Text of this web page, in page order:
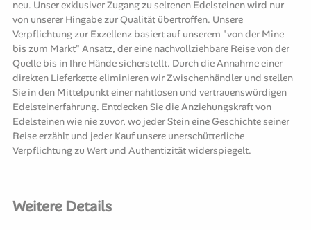
neu. Unser exklusiver Zugang zu seltenen Edelsteinen wird nur
von unserer Hingabe zur Qualität übertroffen. Unsere
Verpflichtung zur Exzellenz basiert auf unserem "von der Mine
bis zum Markt" Ansatz, der eine nachvollziehbare Reise von der
Quelle bis in Ihre Hände sicherstellt. Durch die Annahme einer
direkten Lieferkette eliminieren wir Zwischenhändler und stellen
Sie in den Mittelpunkt einer nahtlosen und vertrauenswürdigen
Edelsteinerfahrung. Entdecken Sie die Anziehungskraft von
Edelsteinen wie nie zuvor, wo jeder Stein eine Geschichte seiner
Reise erzählt und jeder Kauf unsere unerschütterliche
Verpflichtung zu Wert und Authentizität widerspiegelt.
Weitere Details